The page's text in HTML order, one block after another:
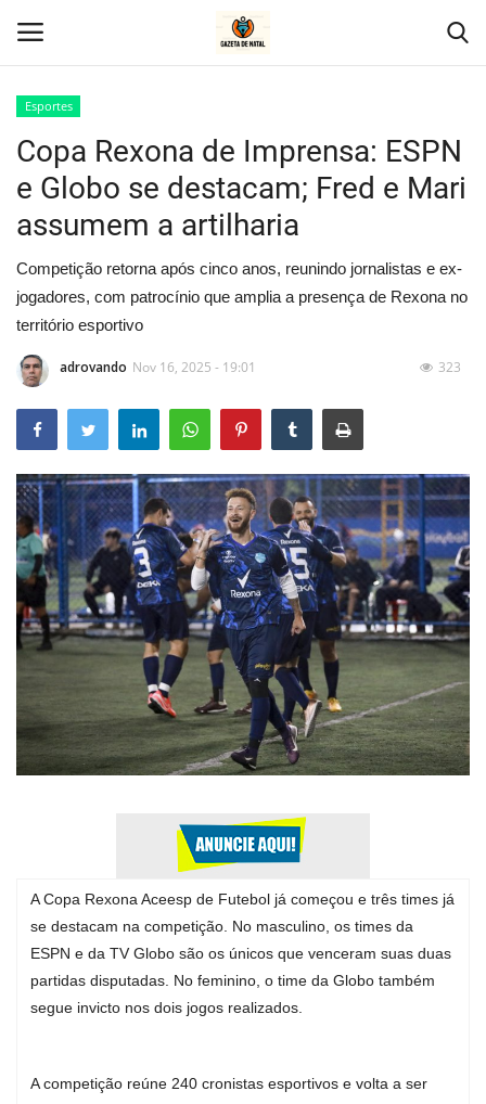
Home
Geral
Politica
Saúde
Entretenimento
Economia
Esportes
Expediente - Equipe de Jornalismo
Galeria
Geral
Esportes
Copa Rexona de Imprensa: ESPN
e Globo se destacam; Fred e Mari
assumem a artilharia
Competição retorna após cinco anos, reunindo jornalistas e ex-
jogadores, com patrocínio que amplia a presença de Rexona no
território esportivo
adrovando Nov 16, 2025 - 19:01 323
A Copa Rexona Aceesp de Futebol já começou e três times já
se destacam na competição. No masculino, os times da
ESPN e da TV Globo são os únicos que venceram suas duas
partidas disputadas. No feminino, o time da Globo também
segue invicto nos dois jogos realizados.
A competição reúne 240 cronistas esportivos e volta a ser